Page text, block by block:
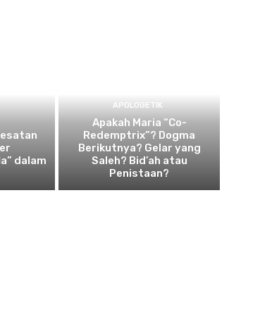
dalam
APOLOGETIK
Apakah Maria “Co-
Redemptrix”? Dogma
Berikutnya? Gelar yang
Saleh? Bid’ah atau
Penistaan?